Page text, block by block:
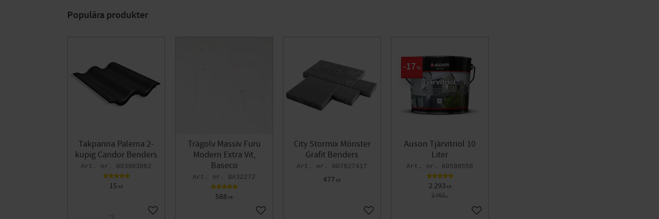
Populära produkter
Takpanna Palema 2-
kupig Candor Benders
003983062
15 KR
Lägg till i favoriter
+1
Trägolv Massiv Furu
Modern Extra Vit,
Baseco
BA32272
588 KR
Lägg till i favoriter
City Stormix Mönster
Grafit Benders
007827417
477 KR
Lägg till i favoriter
Auson Tjärvitriol 10
Liter
60590556
2 293 KR
2 752KR
17 %
Lägg till i favoriter